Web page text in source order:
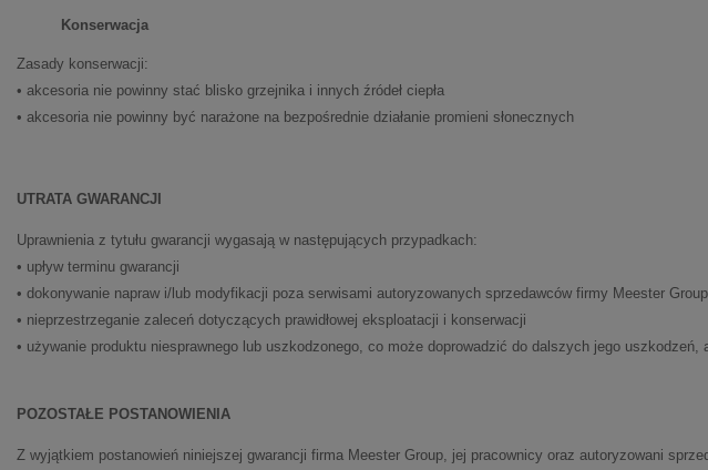
Konserwacja
Zasady konserwacji:
• akcesoria nie powinny stać blisko grzejnika i innych źródeł ciepła
• akcesoria nie powinny być narażone na bezpośrednie działanie promieni słonecznych
UTRATA GWARANCJI
Uprawnienia z tytułu gwarancji wygasają w następujących przypadkach:
• upływ terminu gwarancji
• dokonywanie napraw i/lub modyfikacji poza serwisami autoryzowanych sprzedawców firmy Meester Group
• nieprzestrzeganie zaleceń dotyczących prawidłowej eksploatacji i konserwacji
• używanie produktu niesprawnego lub uszkodzonego, co może doprowadzić do dalszych jego uszkodzeń,
POZOSTAŁE POSTANOWIENIA
Z wyjątkiem postanowień niniejszej gwarancji firma Meester Group, jej pracownicy oraz autoryzowani